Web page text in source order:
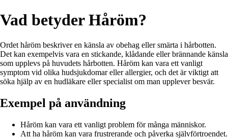
Vad betyder Håröm?
Ordet håröm beskriver en känsla av obehag eller smärta i hårbotten.
Det kan exempelvis vara en stickande, klådande eller brännande känsla
som upplevs på huvudets hårbotten. Håröm kan vara ett vanligt
symptom vid olika hudsjukdomar eller allergier, och det är viktigt att
söka hjälp av en hudläkare eller specialist om man upplever besvär.
Exempel på användning
Håröm kan vara ett vanligt problem för många människor.
Att ha håröm kan vara frustrerande och påverka självförtroendet.